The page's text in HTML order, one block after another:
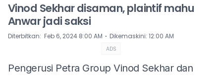
Vinod Sekhar disaman, plaintif mahu
Anwar jadi saksi
Diterbitkan: Feb 6, 2024 8:00 AM ⋅ Dikemaskini: 12:00 AM
ADS
Pengerusi Petra Group Vinod Sekhar dan